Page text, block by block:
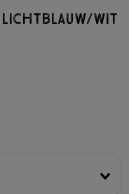
wit